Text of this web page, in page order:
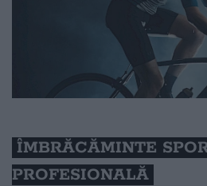
ÎMBRĂCĂMINTE
PROFESIONALĂ